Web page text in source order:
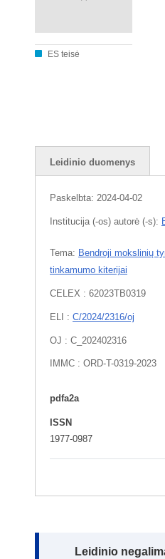
ES teisė
Leidinio duomenys
Paskelbta: 2024-04-02
Institucija (-os) autorė (-s):
Tema: Bendroji mokslinių
tinkamumo kiterijai
CELEX : 62023TB0319
ELI : C/2024/2316/oj
OJ : C_202402316
IMMC : ORD-T-0319-2023
pdfa2a
ISSN
1977-0987
Note:
Leidinio